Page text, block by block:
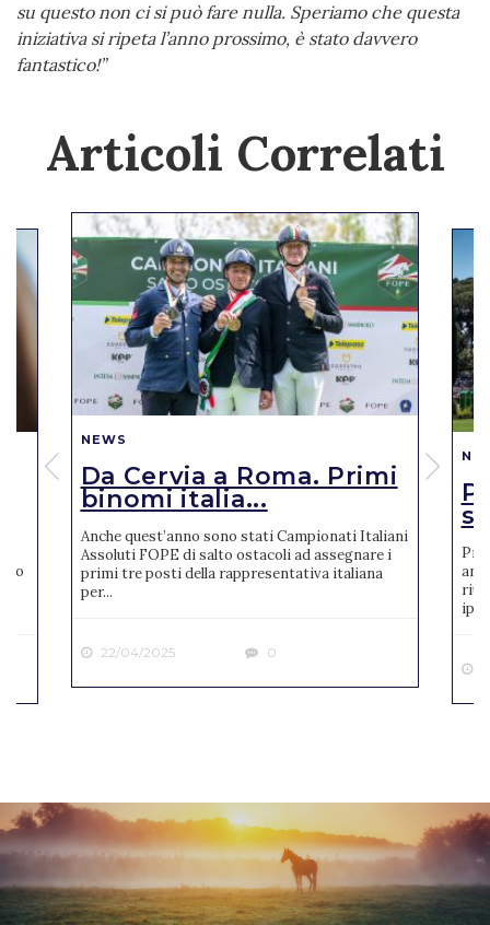
su questo non ci si può fare nulla. Speriamo che questa
iniziativa si ripeta l’anno prossimo, è stato davvero
fantastico!”
Articoli Correlati
NEWS
Da Cervia a Roma. Primi
binomi italia...
Anche quest’anno sono stati Campionati Italiani
Assoluti FOPE di salto ostacoli ad assegnare i
primi tre posti della rappresentativa italiana
per...
22/04/2025 0